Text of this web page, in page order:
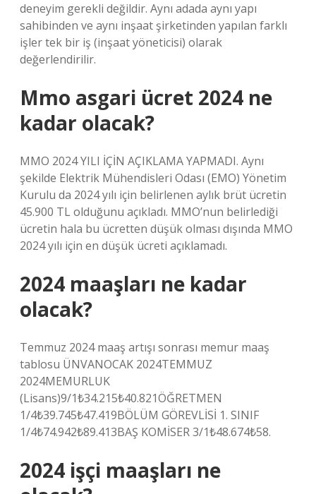
deneyim gerekli değildir. Aynı adada aynı yapı
sahibinden ve aynı inşaat şirketinden yapılan farklı
işler tek bir iş (inşaat yöneticisi) olarak
değerlendirilir.
Mmo asgari ücret 2024 ne
kadar olacak?
MMO 2024 YILI İÇİN AÇIKLAMA YAPMADI. Aynı
şekilde Elektrik Mühendisleri Odası (EMO) Yönetim
Kurulu da 2024 yılı için belirlenen aylık brüt ücretin
45.900 TL olduğunu açıkladı. MMO’nun belirlediği
ücretin hala bu ücretten düşük olması dışında MMO
2024 yılı için en düşük ücreti açıklamadı.
2024 maaşları ne kadar
olacak?
Temmuz 2024 maaş artışı sonrası memur maaş
tablosu ÜNVANOCAK 2024TEMMUZ
2024MEMURLUK
(Lisans)9/1₺34.215₺40.821ÖĞRETMEN
1/4₺39.745₺47.419BÖLÜM GÖREVLİSİ 1. SINIF
1/4₺74.942₺89.413BAŞ KOMİSER 3/1₺48.674₺58.
2024 işçi maaşları ne